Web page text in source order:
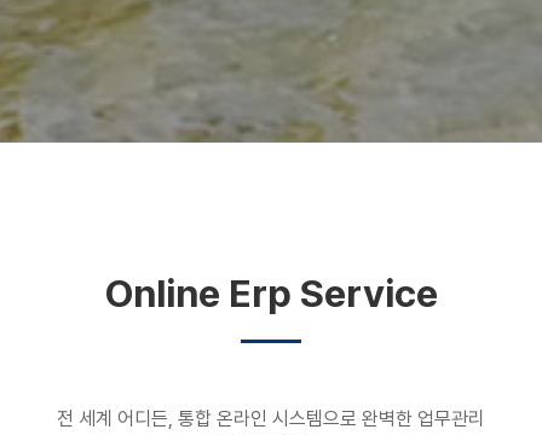
Online Erp Service
전 세계 어디든, 통합 온라인 시스템으로 완벽한 업무관리